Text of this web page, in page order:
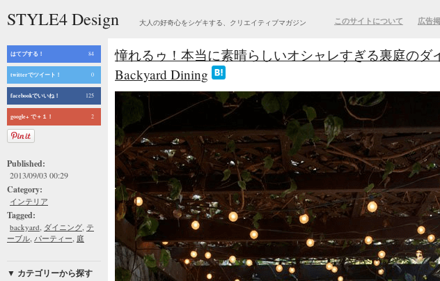
STYLE4 Design 大人の好奇心をシゲキする、クリエイティブマガジン このサイトについて 広告
はてブする！ 84
twitterでツイート！ 0
facebookでいいね！ 125
google+ で＋１！ 2
Published:
2013/09/03 00:29
Category:
インテリア
Tagged:
backyard ダイニング テ
ーブル パーティー 庭
▼ カテゴリーから探す
憧れるゥ！本当に素晴らしいオシャレすぎる裏庭のダ
Backyard Dining